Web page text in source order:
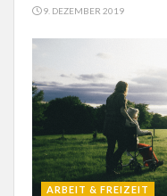
9. DEZEMBER 2019
ARBEIT & FREIZEIT